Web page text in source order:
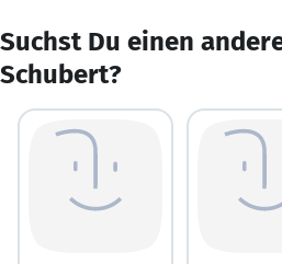
Suchst Du einen
Schubert?